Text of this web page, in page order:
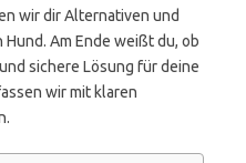
wir dir Alternativen und
Am Ende weißt du, ob
sichere Lösung für deine
wir mit klaren